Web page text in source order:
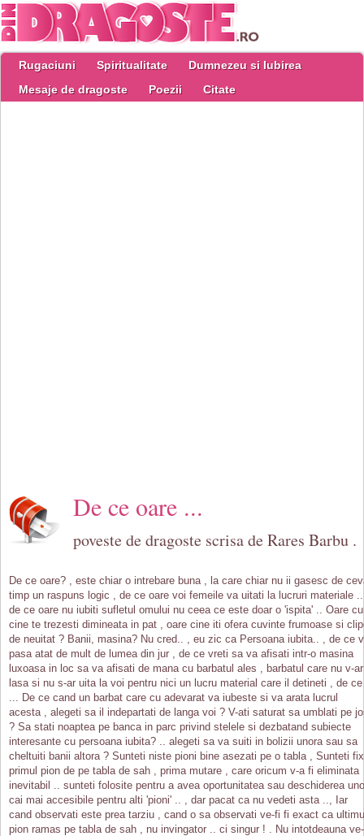
Rugaciuni Spiritualitate
Dumnezeu si Iubirea
Mesaje de dragoste
Poezii Citate
De ce oare ...
poveste de dragoste scrisa de Rares Barbu .
De ce oare? , este chiar o intrebare buna , la care chiar nu ii gasesc de
timp un raspuns logic , de ce oare voi femeile va uitati la lucruri materiale
de ce oare nu iubiti sufletul omului nu ceea ce este doar o 'ispita' .. Oare cu
cine te trezesti dimineata in pat , oare cine iti ofera cuvinte frumoase si
de neuitat ? Banii, masina? Nu cred.. , eu zic ca Persoana iubita.. , de ce
pasa atat de mult de lumea din jur , de ce vreti sa va afisati intr-o masina
luxoasa in loc sa va afisati de mana cu barbatul ales , barbatul care nu v-ar
lasa si nu s-ar uita la voi pentru nici un lucru material care il detineti , de
... De ce cand un barbat care cu adevarat va iubeste si va arata lucrul
acesta , alegeti sa il indepartati de langa voi ? V-ati saturat sa umblati pe
? Sa stati noaptea pe banca in parc privind stelele si dezbatand subiecte
interesante cu persoana iubita? .. alegeti sa va suiti in bolizii unora sau sa
cheltuiti banii altora ? Sunteti niste pioni bine asezati pe o tabla , Sunteti fix
primul pion de pe tabla de sah , prima mutare , care oricum v-a fi eliminata
inevitabil .. sunteti folosite pentru a avea oportunitatea sau deschiderea
cai mai accesibile pentru alti 'pioni' .. , dar pacat ca nu vedeti asta .., Iar
cand observati este prea tarziu , cand o sa observati ve-fi fi exact ca
pion ramas pe tabla de sah , nu invingator .. ci singur ! . Nu intotdeauna